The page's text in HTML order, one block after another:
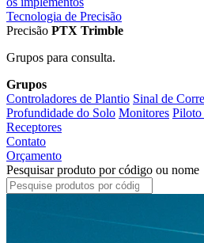
Tecnologia de Precisão
Precisão PTX Trimble
Grupos para consulta.
Grupos
Controladores de Plantio Sinal de
Profundidade do Solo Monitores Piloto
Receptores
Contato
Orçamento
Pesquisar produto por código ou nome